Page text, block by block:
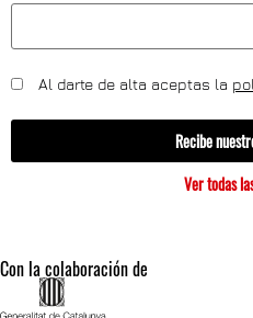
Al darte de alta aceptas la
Recibe
Ver todas
Con la colaboración de